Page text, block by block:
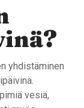
yhdistäminen
vesiä,